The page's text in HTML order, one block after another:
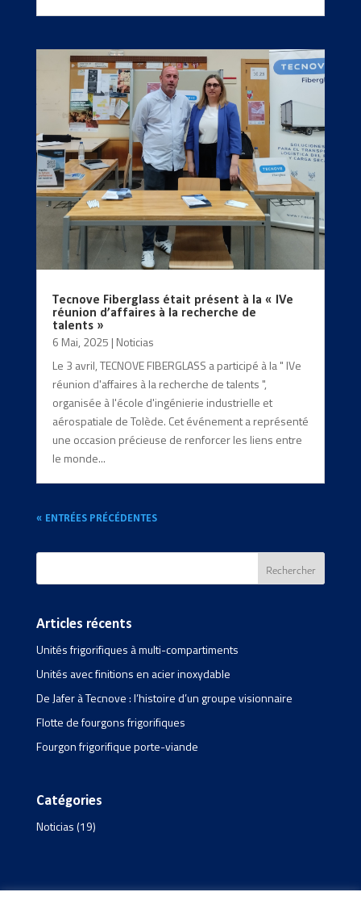
Tecnove Fiberglass était présent à la « IVe
réunion d’affaires à la recherche de
talents »
6 Mai, 2025 | Noticias
Le 3 avril, TECNOVE FIBERGLASS a participé à la " IVe
réunion d'affaires à la recherche de talents ",
organisée à l'école d'ingénierie industrielle et
aérospatiale de Tolède. Cet événement a représenté
une occasion précieuse de renforcer les liens entre
le monde...
« ENTRÉES PRÉCÉDENTES
Articles récents
Unités frigorifiques à multi-compartiments
Unités avec finitions en acier inoxydable
De Jafer à Tecnove : l’histoire d’un groupe visionnaire
Flotte de fourgons frigorifiques
Fourgon frigorifique porte-viande
Catégories
Noticias(19)